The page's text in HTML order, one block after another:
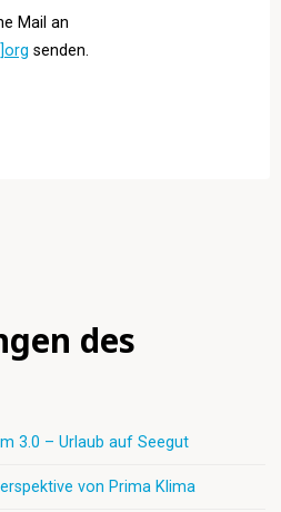
Mail an
senden.
des
3.0 – Urlaub auf Seegut
von Prima Klima